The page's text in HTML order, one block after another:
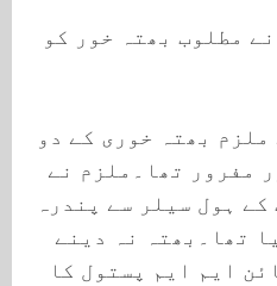
مطلوب بھتہ خور کو
بھتہ خوری کے دو
مفرور تھا۔ملزم نے
ہول سیلر سے پندرہ
تھا۔بھتہ نہ دینے
ایم ایم پستول کا